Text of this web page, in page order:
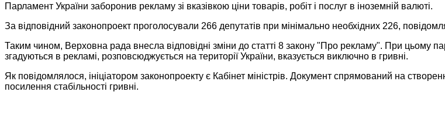
Парламент України заборонив рекламу зі вказівкою ціни товарів, робіт і послуг в іноземній валюті.
За відповідний законопроект проголосували 266 депутатів при мінімально необхідних 226,
Таким чином, Верховна рада внесла відповідні зміни до статті 8 закону "Про рекламу". При цьому
згадуються в рекламі, розповсюджується на території України, вказується виключно в гривні.
Як повідомлялося, ініціатором законопроекту є Кабінет міністрів. Документ спрямований на
посилення стабільності гривні.